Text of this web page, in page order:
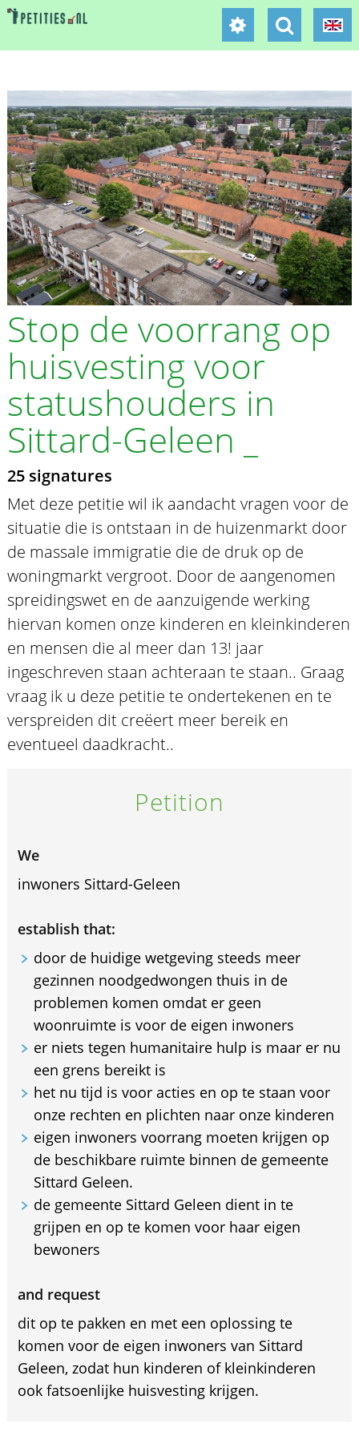
Stop de voorrang op
huisvesting voor
statushouders in
Sittard-Geleen _
25 signatures
Met deze petitie wil ik aandacht vragen voor de
situatie die is ontstaan in de huizenmarkt door
de massale immigratie die de druk op de
woningmarkt vergroot. Door de aangenomen
spreidingswet en de aanzuigende werking
hiervan komen onze kinderen en kleinkinderen
en mensen die al meer dan 13! jaar
ingeschreven staan achteraan te staan.. Graag
vraag ik u deze petitie te ondertekenen en te
verspreiden dit creëert meer bereik en
eventueel daadkracht..
Petition
We
inwoners Sittard-Geleen
establish that:
door de huidige wetgeving steeds meer
gezinnen noodgedwongen thuis in de
problemen komen omdat er geen
woonruimte is voor de eigen inwoners
er niets tegen humanitaire hulp is maar er nu
een grens bereikt is
het nu tijd is voor acties en op te staan voor
onze rechten en plichten naar onze kinderen
eigen inwoners voorrang moeten krijgen op
de beschikbare ruimte binnen de gemeente
Sittard Geleen.
de gemeente Sittard Geleen dient in te
grijpen en op te komen voor haar eigen
bewoners
and request
dit op te pakken en met een oplossing te
komen voor de eigen inwoners van Sittard
Geleen, zodat hun kinderen of kleinkinderen
ook fatsoenlijke huisvesting krijgen.